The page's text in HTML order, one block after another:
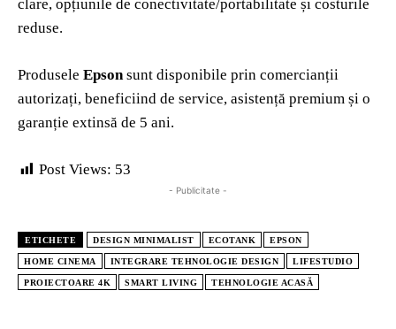
clare, opțiunile de conectivitate/portabilitate și costurile
reduse.
Produsele Epsonsunt disponibile prin comercianții
autorizați, beneficiind de service, asistență premium și o
garanție extinsă de 5 ani.
Post Views: 53
- Publicitate -
ETICHETE DESIGN MINIMALIST ECOTANK EPSON
HOME CINEMA INTEGRARE TEHNOLOGIE DESIGN LIFESTUDIO
PROIECTOARE 4K SMART LIVING TEHNOLOGIE ACASĂ